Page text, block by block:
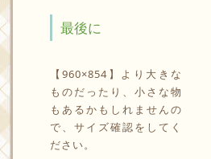
最後に
【960×854】より大きな
ものだったり、小さな物
もあるかもしれませんの
で、サイズ確認をしてく
ださい。